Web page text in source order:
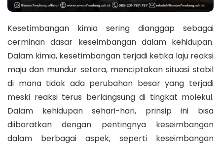
Kesetimbangan kimia sering dianggap sebagai
cerminan dasar keseimbangan dalam kehidupan.
Dalam kimia, kesetimbangan terjadi ketika laju reaksi
maju dan mundur setara, menciptakan situasi stabil
di mana tidak ada perubahan besar yang terjadi
meski reaksi terus berlangsung di tingkat molekul.
Dalam kehidupan sehari-hari, prinsip ini bisa
diibaratkan dengan pentingnya keseimbangan
dalam berbagai aspek, seperti keseimbangan